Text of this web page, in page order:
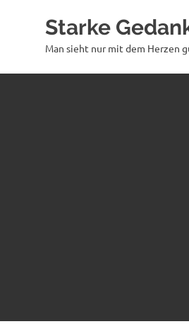
Starke
Man sieht nur mit dem Herzen